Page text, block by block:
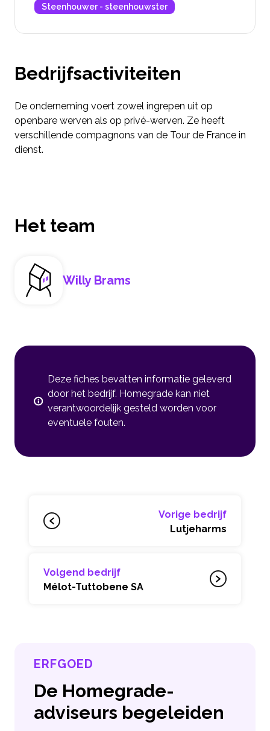
Steenhouwer - steenhouwster
Bedrijfsactiviteiten
De onderneming voert zowel ingrepen uit op
openbare werven als op privé-werven. Ze heeft
verschillende compagnons van de Tour de France in
dienst.
Het team
Willy Brams
Deze fiches bevatten informatie geleverd
door het bedrijf. Homegrade kan niet
verantwoordelijk gesteld worden voor
eventuele fouten.
Vorige bedrijf
Lutjeharms
Volgend bedrijf
Mélot-Tuttobene SA
ERFGOED
De Homegrade-
adviseurs begeleiden